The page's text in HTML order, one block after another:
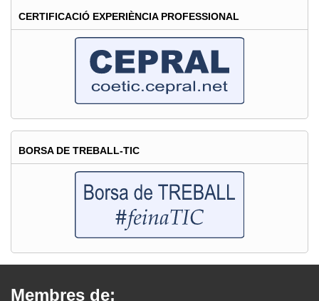
CERTIFICACIÓ EXPERIÈNCIA PROFESSIONAL
BORSA DE TREBALL-TIC
Membres de: